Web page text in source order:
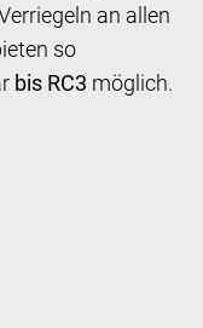
an allen
so
bis RC3 möglich.